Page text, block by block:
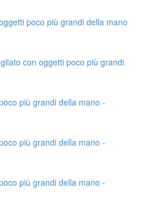
poco più grandi della mano
con oggetti poco più grandi
più grandi della mano -
più grandi della mano -
più grandi della mano -